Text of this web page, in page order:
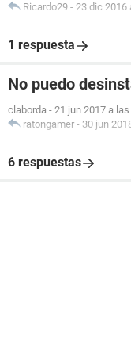
Ricardo29 - 23 dic 2016
1 respuesta
No puedo
claborda - 21 jun 2017 a
ratongamer - 30 jun
6 respuestas